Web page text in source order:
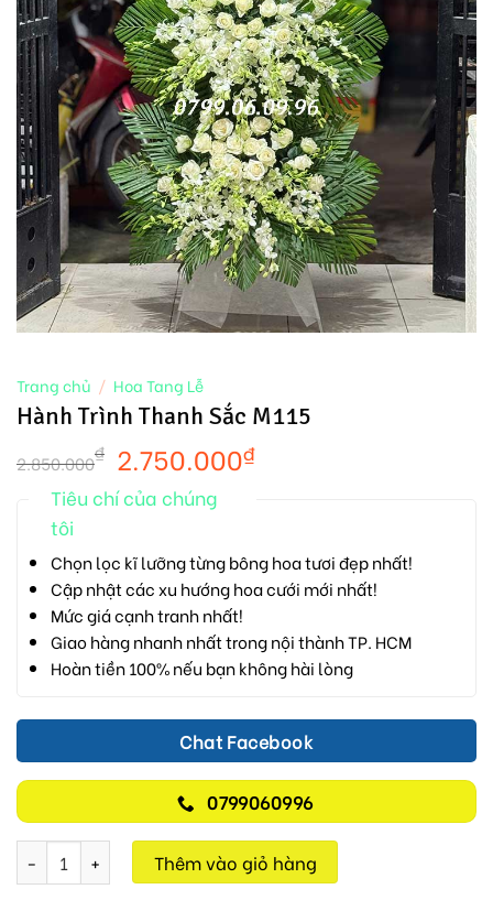
Trang chủ / Hoa Tang Lễ
Hành Trình Thanh Sắc M115
2.850.000₫ 2.750.000₫
Tiêu chí của chúng
tôi
Chọn lọc kĩ lưỡng từng bông hoa tươi đẹp nhất!
Cập nhật các xu hướng hoa cưới mới nhất!
Mức giá cạnh tranh nhất!
Giao hàng nhanh nhất trong nội thành TP. HCM
Hoàn tiền 100% nếu bạn không hài lòng
Chat Facebook
0799060996
Hành Trình Thanh Sắc M115 số lượng
Thêm vào giỏ hàng